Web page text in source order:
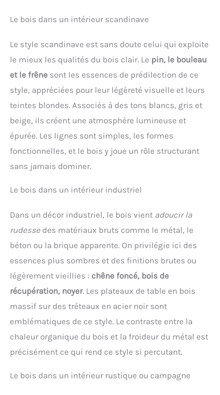
aiment la voile et l'art mural nautique. Une
accentuer votre maison avec d'autres ornements
méditerranéens comme un filet de pêche, des
coquillages, un phare en bois, des chaises
Le bois dans un intérieur scandinave
Le style scandinave est sans doute celui qui exploite
le mieux les qualités du bois clair. Le pin, le bouleau
et le frêne sont les essences de prédilection de ce
style, appréciées pour leur légèreté visuelle et leurs
teintes blondes. Associés à des tons blancs, gris et
beige, ils créent une atmosphère lumineuse et
épurée. Les lignes sont simples, les formes
fonctionnelles, et le bois y joue un rôle structurant
sans jamais dominer.
Le bois dans un intérieur industriel
Dans un décor industriel, le bois vient adoucir la
rudesse des matériaux bruts comme le métal, le
béton ou la brique apparente. On privilégie ici des
essences plus sombres et des finitions brutes ou
légèrement vieillies : chêne foncé, bois de
récupération, noyer. Les plateaux de table en bois
massif sur des tréteaux en acier noir sont
emblématiques de ce style. Le contraste entre la
chaleur organique du bois et la froideur du métal est
précisément ce qui rend ce style si percutant.
Le bois dans un intérieur rustique ou campagne